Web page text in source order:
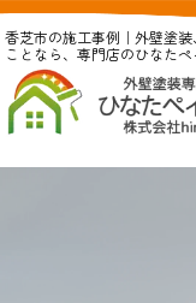
香芝市の施工事例｜外壁塗
ことなら、専門店のひなた